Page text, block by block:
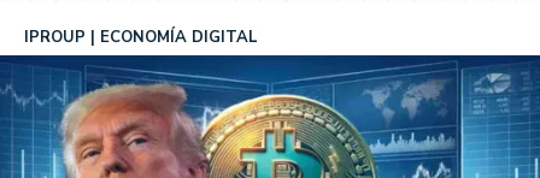
IPROUP ECONOMÍA DIGITAL